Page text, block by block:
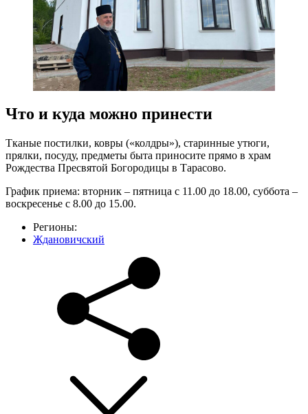
Что и куда можно принести
Тканые постилки, ковры («колдры»), старинные утюги,
прялки, посуду, предметы быта приносите прямо в храм
Рождества Пресвятой Богородицы в Тарасово.
График приема: вторник – пятница с 11.00 до 18.00, суббота –
воскресенье с 8.00 до 15.00.
Регионы:
Ждановичский